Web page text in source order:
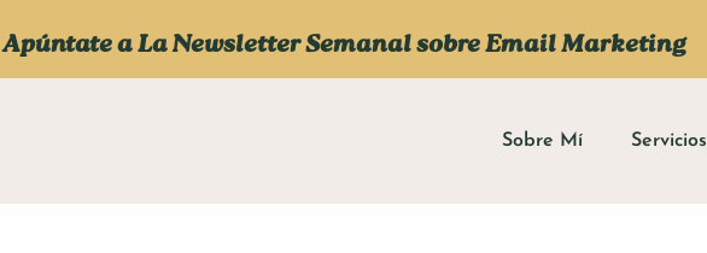
Apúntate a La Newsletter Semanal sobre Email Marketing
Sobre Mí Servicios